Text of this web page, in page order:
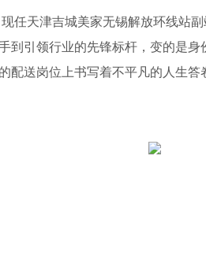
天津吉城美家无锡解放环线站
到引领行业的先锋标杆，变的是
送岗位上书写着不平凡的人生